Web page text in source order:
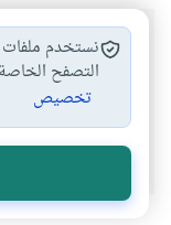
هل
نستخدم ملفات
التصفح
تخصيص